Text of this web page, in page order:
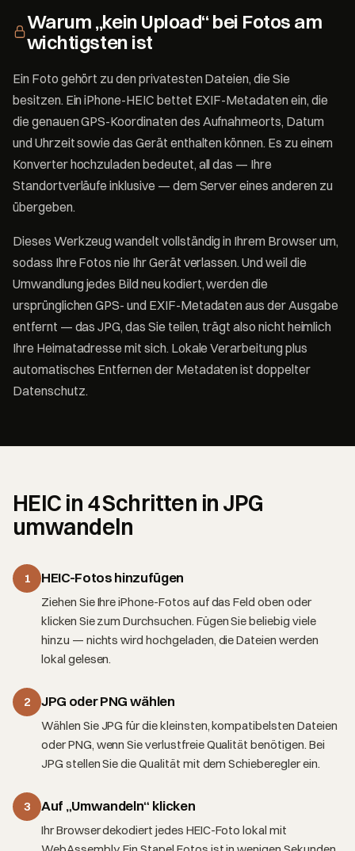
Warum „kein Upload“ bei Fotos am
wichtigsten ist
Ein Foto gehört zu den privatesten Dateien, die Sie
besitzen. Ein iPhone-HEIC bettet EXIF-Metadaten ein, die
die genauen GPS-Koordinaten des Aufnahmeorts, Datum
und Uhrzeit sowie das Gerät enthalten können. Es zu einem
Konverter hochzuladen bedeutet, all das — Ihre
Standortverläufe inklusive — dem Server eines anderen zu
übergeben.
Dieses Werkzeug wandelt vollständig in Ihrem Browser um,
sodass Ihre Fotos nie Ihr Gerät verlassen. Und weil die
Umwandlung jedes Bild neu kodiert, werden die
ursprünglichen GPS- und EXIF-Metadaten aus der Ausgabe
entfernt — das JPG, das Sie teilen, trägt also nicht heimlich
Ihre Heimatadresse mit sich. Lokale Verarbeitung plus
automatisches Entfernen der Metadaten ist doppelter
Datenschutz.
HEIC in 4 Schritten in JPG
umwandeln
1 HEIC-Fotos hinzufügen
Ziehen Sie Ihre iPhone-Fotos auf das Feld oben oder
klicken Sie zum Durchsuchen. Fügen Sie beliebig viele
hinzu — nichts wird hochgeladen, die Dateien werden
lokal gelesen.
2 JPG oder PNG wählen
Wählen Sie JPG für die kleinsten, kompatibelsten Dateien
oder PNG, wenn Sie verlustfreie Qualität benötigen. Bei
JPG stellen Sie die Qualität mit dem Schieberegler ein.
3 Auf „Umwandeln“ klicken
Ihr Browser dekodiert jedes HEIC-Foto lokal mit